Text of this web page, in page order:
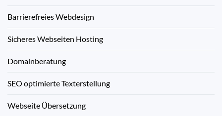
Barrierefreies Webdesign
Sicheres Webseiten Hosting
Domainberatung
SEO optimierte Texterstellung
Webseite Übersetzung